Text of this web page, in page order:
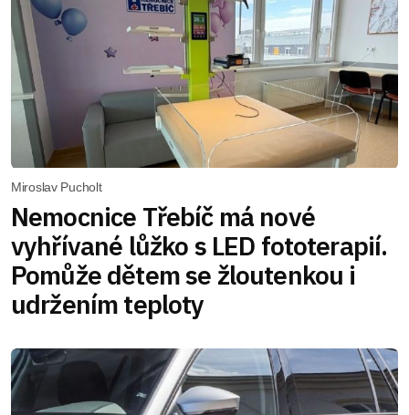
Miroslav Pucholt
Nemocnice Třebíč má nové
vyhřívané lůžko s LED fototerapií.
Pomůže dětem se žloutenkou i
udržením teploty